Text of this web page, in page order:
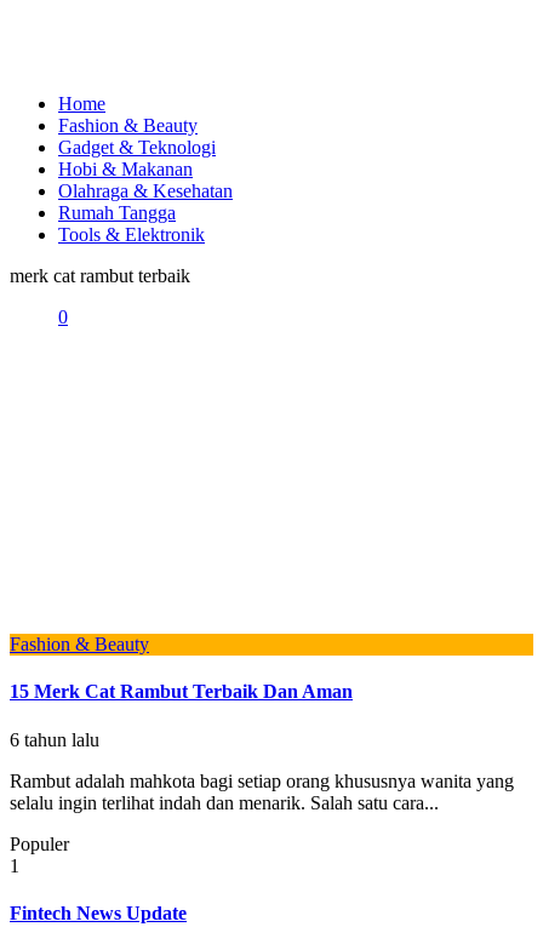
Home
Fashion & Beauty
Gadget & Teknologi
Hobi & Makanan
Olahraga & Kesehatan
Rumah Tangga
Tools & Elektronik
merk cat rambut terbaik
0
Fashion & Beauty
15 Merk Cat Rambut Terbaik Dan Aman
6 tahun lalu
Rambut adalah mahkota bagi setiap orang khususnya wanita yang
selalu ingin terlihat indah dan menarik. Salah satu cara...
Populer
1
Fintech News Update